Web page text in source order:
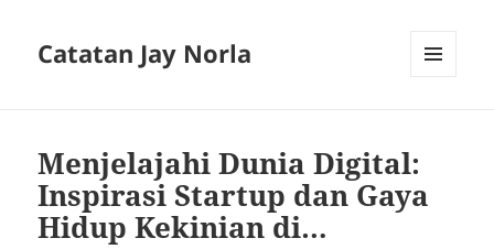
Catatan Jay Norla
Menjelajahi Dunia Digital:
Inspirasi Startup dan Gaya
Hidup Kekinian di…